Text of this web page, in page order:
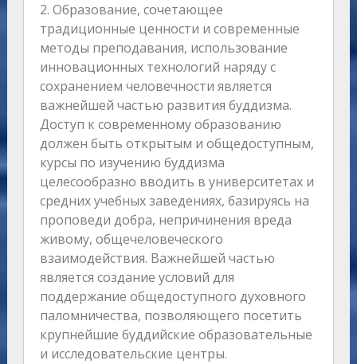
2. Образование, сочетающее
традиционные ценности и современные
методы преподавания, использование
инновационных технологий наряду с
сохранением человечности является
важнейшей частью развития буддизма.
Доступ к современному образованию
должен быть открытым и общедоступным,
курсы по изучению буддизма
целесообразно вводить в университетах и
средних учебных заведениях, базируясь на
проповеди добра, непричинения вреда
живому, общечеловеческого
взаимодействия. Важнейшей частью
является создание условий для
поддержание общедоступного духовного
паломничества, позволяющего посетить
крупнейшие буддийские образовательные
и исследовательские центры.